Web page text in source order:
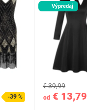
-39 %
Výpredaj
od € 13,79
€ 39,99